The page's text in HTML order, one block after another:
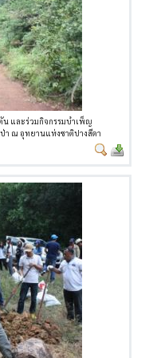
น และร่วมกิจกรรมบำเพ็ญ
า ณ อุทยานแห่งชาติปางสีดา